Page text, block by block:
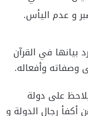
و عدم اليأس.
بيانها في القرآن
وصفاته وأفعاله.
على دولة
أكفأ رجال الدولة و